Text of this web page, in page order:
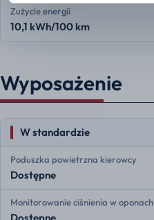
Zużycie energii
10,1 kWh/100 km
Wyposażenie
W standardzie
Poduszka powietrzna kierowcy
Dostępne
Monitorowanie ciśnienia w oponach